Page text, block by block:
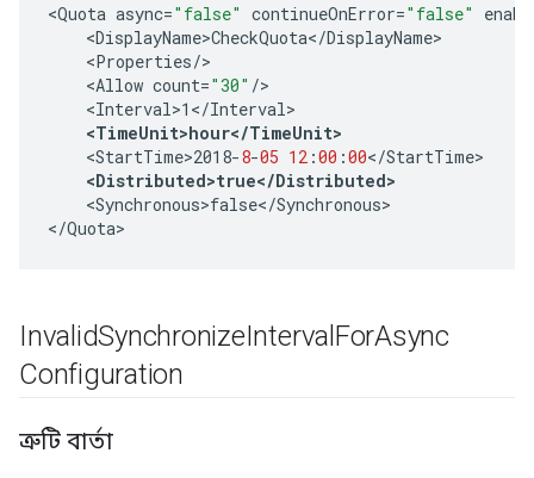
<Quota async="false" continueOnError="false"
<DisplayName>CheckQuota</DisplayName
<Properties/
<Allow count="30" /
<Interval>1 </Interval
<TimeUnit>hour</TimeUnit>
<StartTime>2018-8-05 12 :00 :00</StartTime
<Distributed>true</Distributed>
<Synchronous>false</Synchronous>
</Quota>
InvalidSynchronizeIntervalForAsync
Configuration
ত্রুটি বার্তা